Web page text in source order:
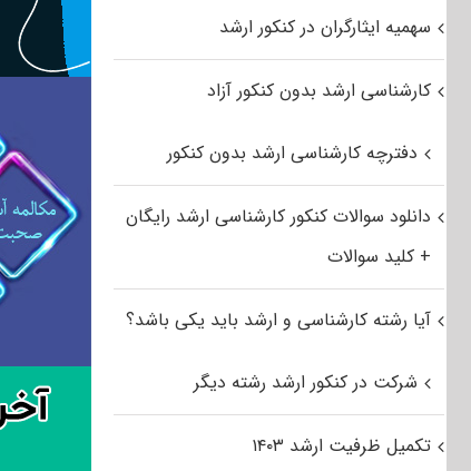
سهمیه ایثارگران در کنکور ارشد
کارشناسی ارشد بدون کنکور آزاد
دفترچه کارشناسی ارشد بدون کنکور
دانلود سوالات کنکور کارشناسی ارشد رایگان
+ کلید سوالات
آیا رشته کارشناسی و ارشد باید یکی باشد؟
شرکت در کنکور ارشد رشته دیگر
تکمیل ظرفیت ارشد ۱۴۰۳